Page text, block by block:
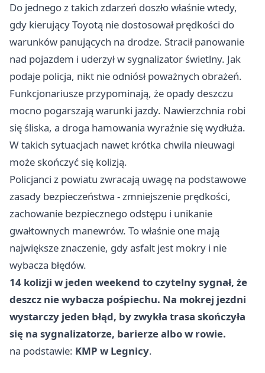
Do jednego z takich zdarzeń doszło właśnie wtedy,
gdy kierujący Toyotą nie dostosował prędkości do
warunków panujących na drodze. Stracił panowanie
nad pojazdem i uderzył w sygnalizator świetlny. Jak
podaje policja, nikt nie odniósł poważnych obrażeń.
Funkcjonariusze przypominają, że opady deszczu
mocno pogarszają warunki jazdy. Nawierzchnia robi
się śliska, a droga hamowania wyraźnie się wydłuża.
W takich sytuacjach nawet krótka chwila nieuwagi
może skończyć się kolizją.
Policjanci z powiatu zwracają uwagę na podstawowe
zasady bezpieczeństwa - zmniejszenie prędkości,
zachowanie bezpiecznego odstępu i unikanie
gwałtownych manewrów. To właśnie one mają
największe znaczenie, gdy asfalt jest mokry i nie
wybacza błędów.
14 kolizji w jeden weekend to czytelny sygnał, że
deszcz nie wybacza pośpiechu. Na mokrej jezdni
wystarczy jeden błąd, by zwykła trasa skończyła
się na sygnalizatorze, barierze albo w rowie.
na podstawie: KMP w Legnicy.